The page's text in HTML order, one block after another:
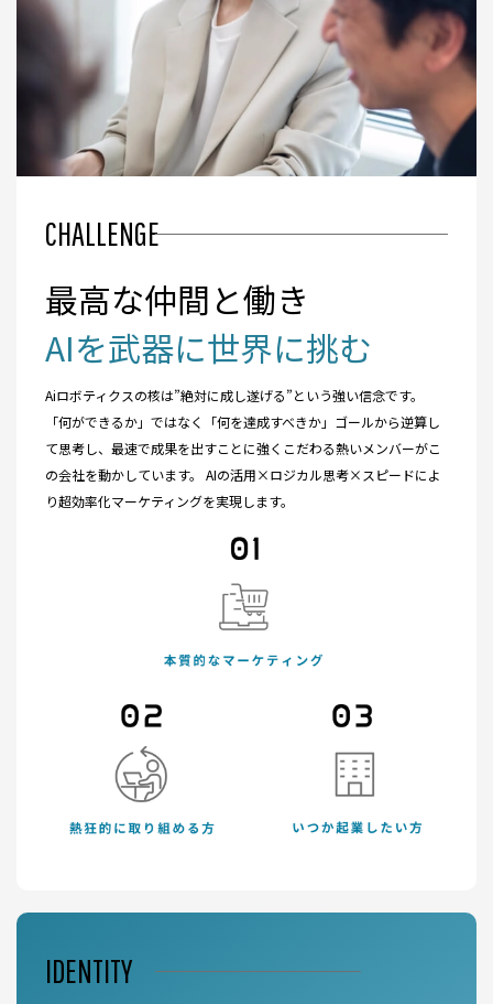
CHALLENGE
最高な仲間と働き
AIを武器に世界に挑む
Aiロボティクスの核は”絶対に成し遂げる”という強い信念です。
「何ができるか」ではなく「何を達成すべきか」ゴールから逆算し
て思考し、最速で成果を出すことに強くこだわる熱いメンバーがこ
の会社を動かしています。 AIの活用×ロジカル思考×スピードによ
り超効率化マーケティングを実現します。
IDENTITY